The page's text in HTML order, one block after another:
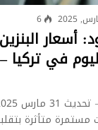
6
أسعار
مستمرة متأثرة